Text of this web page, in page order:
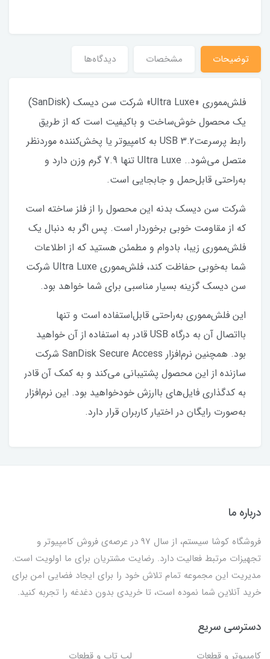
توضیحات مشخصات دیدگاه‌ها
فلش‌مموری «Ultra Luxe» شرکت سن دیسک (SanDisk)
یک محصول خوش‌ساخت و باکیفیت است که از طریق
رابط پرسرعتUSB 3.2 به کامپیوتر یا پخش‌کننده موردنظر
متصل می‌شود.. Ultra Luxe تنها 7.9 گرم وزن دارد و
به‌راحتی قابل‌حمل و جابجایی است.
شرکت سن دیسک بدنه این محصول را از فلز ساخته است
که از مقاومت خوبی برخوردار است. پس اگر به دنبال یک
فلش‌مموری زیبا، بادوام و مطمئن هستید که از اطلاعات
شما به‌خوبی حفاظت کند، فلش‌مموری Ultra Luxe شرکت
سن دیسک گزینه بسیار مناسبی برای شما خواهد بود.
این فلش‌مموری به‌راحتی قابل‌استفاده است و تنها
بااتصال آن به درگاه USB قادر به استفاده از آن خواهید
بود. همچنین نرم‌افزار SanDisk Secure Access شرکت
سازنده از این محصول پشتیبانی می‌کند و به کمک آن قادر
به کدگذاری فایل‌های باارزش خودخواهید بود. این نرم‌افزار
به‌صورت رایگان در اختیار کاربران قرار دارد.
درباره ما
فروشگاه کوشا سیستم، از سال 97 در عرصه‌ی فروش کامپیوتر و
تجهیزات مرتبط فعالیت دارد. رضایت مشتریان برای ما اولویت است.
مدیریت این مجموعه تمام تلاش خود را برای ایجاد فضایی امن برای
خرید آنلاین شما نموده است، تا خریدی بدون دغدغه را تجربه کنید.
دسترسی سریع
کامپیوتر و قطعات لپ تاپ و قطعات